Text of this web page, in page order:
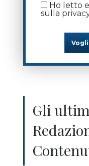
Ho letto
sulla
Gli